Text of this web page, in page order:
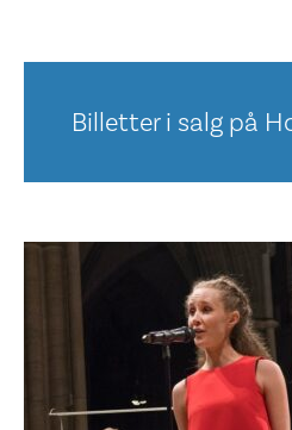
Billetter i salg på